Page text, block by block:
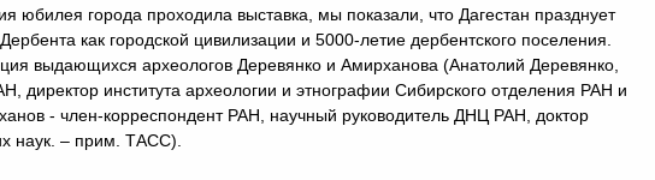
юбилея города проходила выставка, мы показали, что Дагестан празднует
как городской цивилизации и 5000-летие дербентского поселения.
выдающихся археологов Деревянко и Амирханова (Анатолий Деревянко,
директор института археологии и этнографии Сибирского отделения РАН и
- член-корреспондент РАН, научный руководитель ДНЦ РАН, доктор
наук. – прим. ТАСС).